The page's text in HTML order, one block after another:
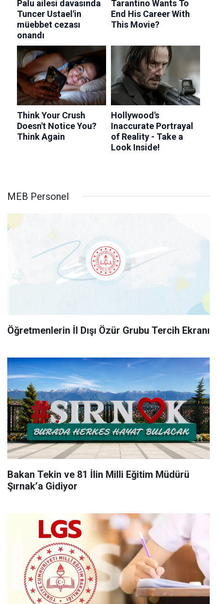
MEB Personel
Öğretmenlerin İl Dışı Özür Grubu Tercih Ekranı
Bakan Tekin ve 81 İlin Milli Eğitim Müdürü
Şırnak’a Gidiyor